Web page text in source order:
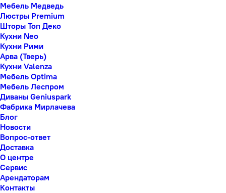
Мебель Медведь
Люстры Premium
Шторы Топ Деко
Кухни Neo
Кухни Рими
Арва (Тверь)
Кухни Valenza
Мебель Optima
Мебель Леспром
Диваны Geniuspark
Фабрика Мирлачева
Блог
Новости
Вопрос-ответ
Доставка
О центре
Сервис
Арендаторам
Контакты